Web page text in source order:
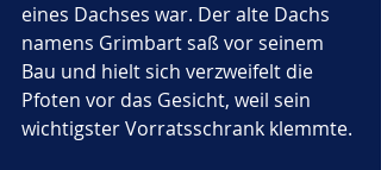
eines Dachses war. Der alte Dachs
namens Grimbart saß vor seinem
Bau und hielt sich verzweifelt die
Pfoten vor das Gesicht, weil sein
wichtigster Vorratsschrank klemmte.